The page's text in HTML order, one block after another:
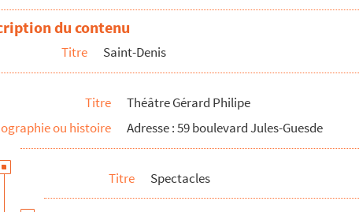
du contenu
Titre Saint-Denis
Titre
Théâtre Gérard Philipe
ou histoire
Adresse : 59 boulevard Jules-Guesde
Titre Spectacles